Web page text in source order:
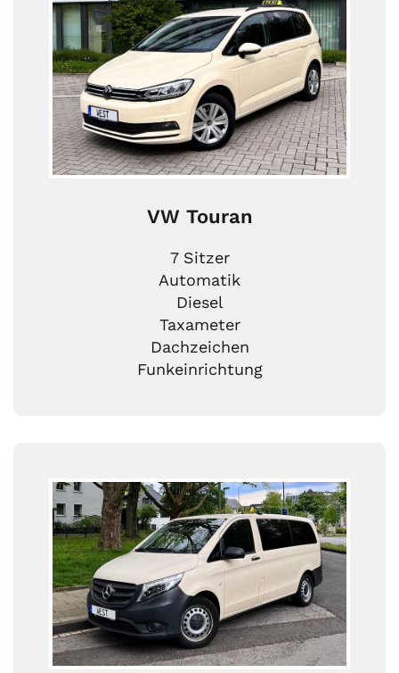
VW Touran
7 Sitzer
Automatik
Diesel
Taxameter
Dachzeichen
Funkeinrichtung